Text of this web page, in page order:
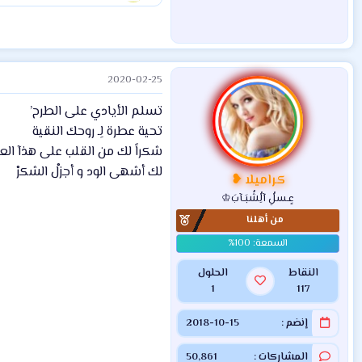
كراميلا ❥
عٍـسلُِ آلُِشُبَـآبَ♔
من أهلنا
النقاط
117
الحلول
1
إنضم 2018-10-15
المشاركات 50,861
2020-02-25
تسلم الأيادي على الطرح’
تحية عطرة لِـ روحك النقية
شكراً لك من القلب على هذآ
لك أشهى الود و أجزلْ الشكرْ